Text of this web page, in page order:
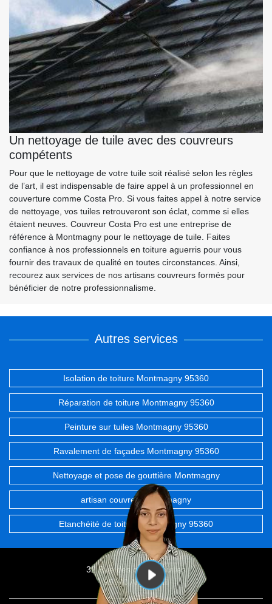
Un nettoyage de tuile avec des couvreurs
compétents
Pour que le nettoyage de votre tuile soit réalisé selon les règles
de l’art, il est indispensable de faire appel à un professionnel en
couverture comme Costa Pro. Si vous faites appel à notre service
de nettoyage, vos tuiles retrouveront son éclat, comme si elles
étaient neuves. Couvreur Costa Pro est une entreprise de
référence à Montmagny pour le nettoyage de tuile. Faites
confiance à nos professionnels en toiture aguerris pour vous
fournir des travaux de qualité en toutes circonstances. Ainsi,
recourez aux services de nos artisans couvreurs formés pour
bénéficier de notre professionnalisme.
Autres services
Isolation de toiture Montmagny 95360
Réparation de toiture Montmagny 95360
Peinture sur tuiles Montmagny 95360
Ravalement de façades Montmagny 95360
Nettoyage et pose de gouttière Montmagny
artisan couvreur Montmagny
Etanchéité de toiture Montmagny 95360
32 Rue des chevrefeuilles
95100 Argenteuil